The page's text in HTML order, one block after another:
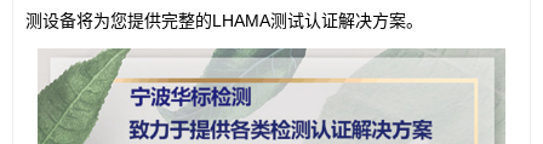
测设备将为您提供完整的LHAMA测试认证解决方案。